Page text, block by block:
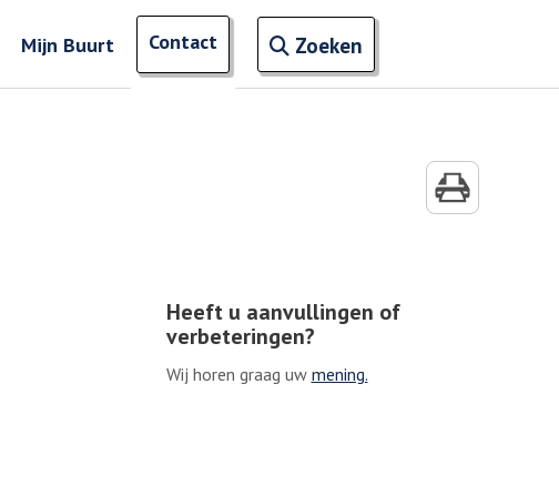
Mijn Buurt Contact ZoekenOpen zoekveld
Zoeken naar ingevoerde termen
Heeft u aanvullingen of
verbeteringen?
Wij horen graag uw mening.